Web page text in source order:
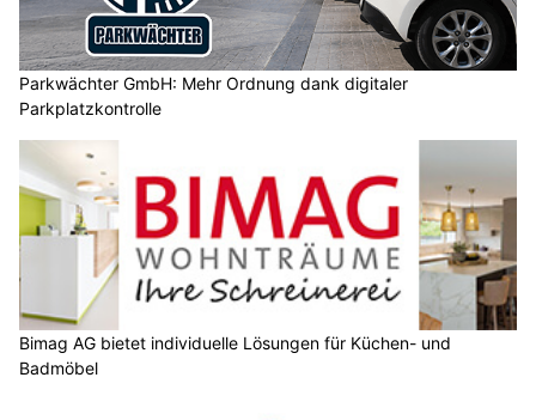
Parkwächter GmbH: Mehr Ordnung dank digitaler
Parkplatzkontrolle
Bimag AG bietet individuelle Lösungen für Küchen- und
Badmöbel